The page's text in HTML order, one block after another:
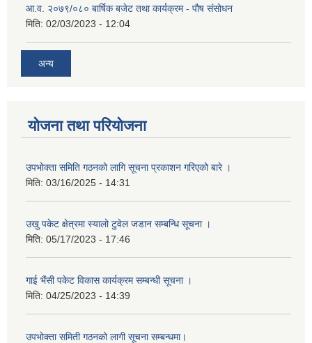
आ.व. २०७९/०८० बार्षिक बजेट तथा कार्यक्रम - पौष संसोधन
मिति: 02/03/2023 - 12:04
अन्य
योजना तथा परियोजना
उपभोक्ता समिति गठनको लागि सूचना प्रकाशन गरिएको बारे ।
मिति: 03/16/2025 - 14:31
उखु पकेट क्षेत्रमा स्यालो टुवेल जडान सम्बन्धि सूचना ।
मिति: 05/17/2023 - 17:46
गाई भैंसी पकेट विकास कार्यक्रम सम्बन्धी सूचना ।
मिति: 04/25/2023 - 14:39
उपभोक्ता समिती गठनको लागी सूचना सम्बन्धमा।